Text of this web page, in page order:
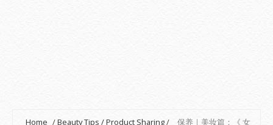
Home /Beauty Tips / Product Sharing/
保养｜美妆篇：《 女